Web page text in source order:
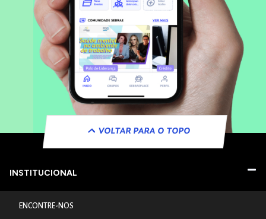
VOLTAR PARA O TOPO
INSTITUCIONAL
ENCONTRE-NOS